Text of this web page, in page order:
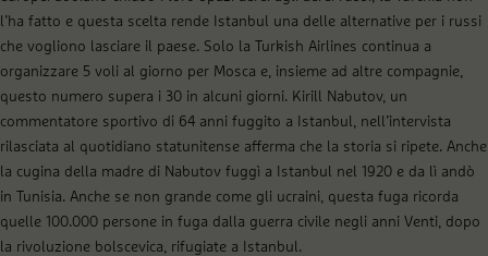
l’ha fatto e questa scelta rende Istanbul una delle alternative per i russi
che vogliono lasciare il paese. Solo la Turkish Airlines continua a
organizzare 5 voli al giorno per Mosca e, insieme ad altre compagnie,
questo numero supera i 30 in alcuni giorni. Kirill Nabutov, un
commentatore sportivo di 64 anni fuggito a Istanbul, nell’intervista
rilasciata al quotidiano statunitense afferma che la storia si ripete. Anche
la cugina della madre di Nabutov fuggì a Istanbul nel 1920 e da lì andò
in Tunisia. Anche se non grande come gli ucraini, questa fuga ricorda
quelle 100.000 persone in fuga dalla guerra civile negli anni Venti, dopo
la rivoluzione bolscevica, rifugiate a Istanbul.